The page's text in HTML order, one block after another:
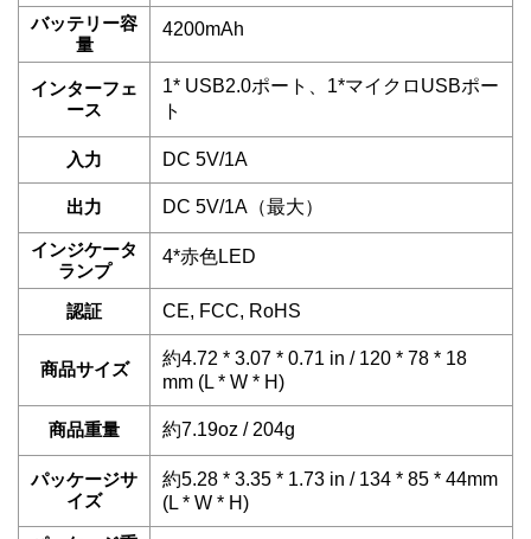
バッテリー容
量
4200mAh
インターフェ
ース
1* USB2.0ポート、1*マイクロUSBポー
ト
入力 DC 5V/1A
出力 DC 5V/1A（最大）
インジケータ
ランプ
4*赤色LED
認証 CE, FCC, RoHS
商品サイズ
約4.72 * 3.07 * 0.71 in / 120 * 78 * 18
mm (L * W * H)
商品重量 約7.19oz / 204g
パッケージサ
イズ
約5.28 * 3.35 * 1.73 in / 134 * 85 * 44mm
(L * W * H)